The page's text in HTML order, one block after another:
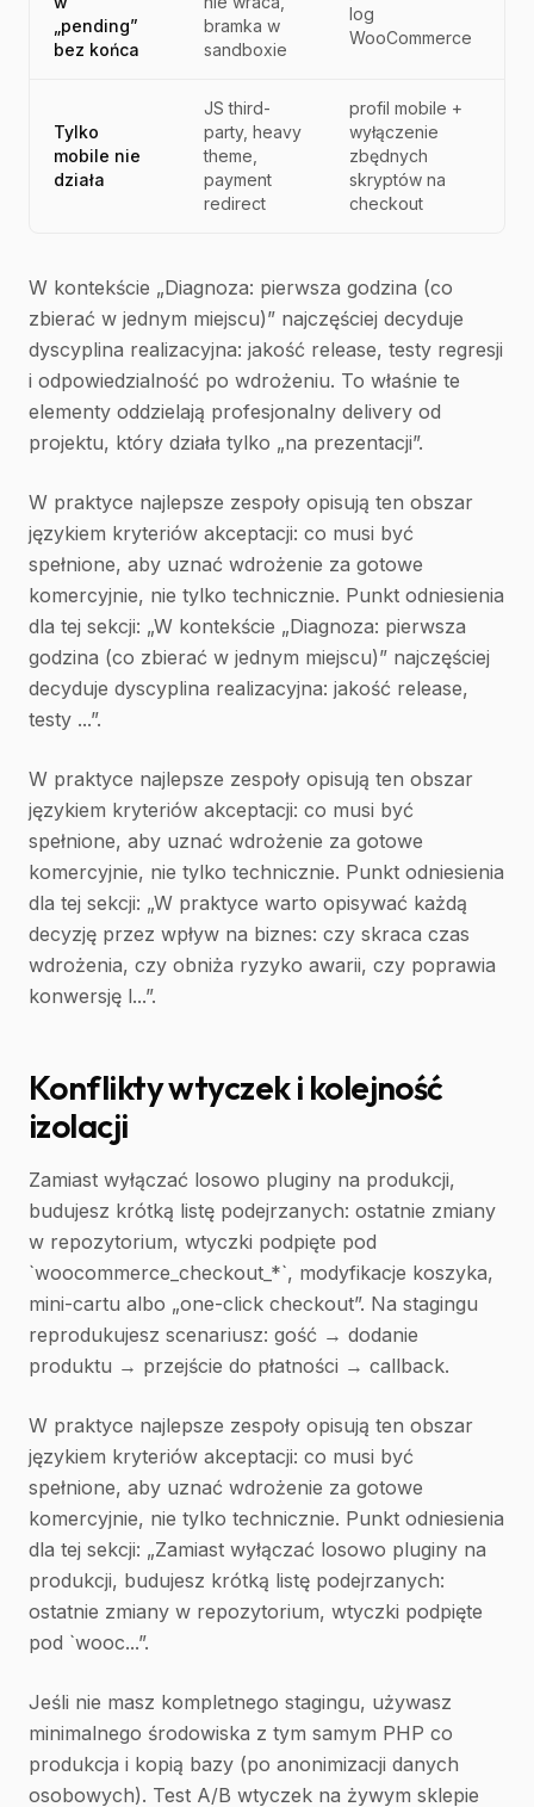
„pending”
bez końca
bramka w
sandboxie
log
WooCommerce
Tylko
mobile nie
działa
JS third-
party, heavy
theme,
payment
redirect
profil mobile +
wyłączenie
zbędnych
skryptów na
checkout
W kontekście „Diagnoza: pierwsza godzina (co
zbierać w jednym miejscu)” najczęściej decyduje
dyscyplina realizacyjna: jakość release, testy regresji
i odpowiedzialność po wdrożeniu. To właśnie te
elementy oddzielają profesjonalny delivery od
projektu, który działa tylko „na prezentacji”.
W praktyce najlepsze zespoły opisują ten obszar
językiem kryteriów akceptacji: co musi być
spełnione, aby uznać wdrożenie za gotowe
komercyjnie, nie tylko technicznie. Punkt odniesienia
dla tej sekcji: „W kontekście „Diagnoza: pierwsza
godzina (co zbierać w jednym miejscu)” najczęściej
decyduje dyscyplina realizacyjna: jakość release,
testy ...”.
W praktyce najlepsze zespoły opisują ten obszar
językiem kryteriów akceptacji: co musi być
spełnione, aby uznać wdrożenie za gotowe
komercyjnie, nie tylko technicznie. Punkt odniesienia
dla tej sekcji: „W praktyce warto opisywać każdą
decyzję przez wpływ na biznes: czy skraca czas
wdrożenia, czy obniża ryzyko awarii, czy poprawia
konwersję l...”.
Konflikty wtyczek i kolejność
izolacji
Zamiast wyłączać losowo pluginy na produkcji,
budujesz krótką listę podejrzanych: ostatnie zmiany
w repozytorium, wtyczki podpięte pod
`woocommerce_checkout_*`, modyfikacje koszyka,
mini-cartu albo „one-click checkout”. Na stagingu
reprodukujesz scenariusz: gość → dodanie
produktu → przejście do płatności → callback.
W praktyce najlepsze zespoły opisują ten obszar
językiem kryteriów akceptacji: co musi być
spełnione, aby uznać wdrożenie za gotowe
komercyjnie, nie tylko technicznie. Punkt odniesienia
dla tej sekcji: „Zamiast wyłączać losowo pluginy na
produkcji, budujesz krótką listę podejrzanych:
ostatnie zmiany w repozytorium, wtyczki podpięte
pod `wooc...”.
Jeśli nie masz kompletnego stagingu, używasz
minimalnego środowiska z tym samym PHP co
produkcja i kopią bazy (po anonimizacji danych
osobowych). Test A/B wtyczek na żywym sklepie